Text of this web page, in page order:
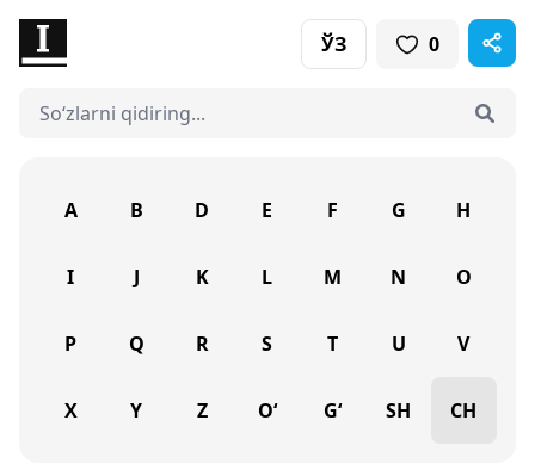
ЎЗ 0
A B D E F G H
I J K L M N O
P Q R S T U V
X Y Z O‘ G‘ SH CH